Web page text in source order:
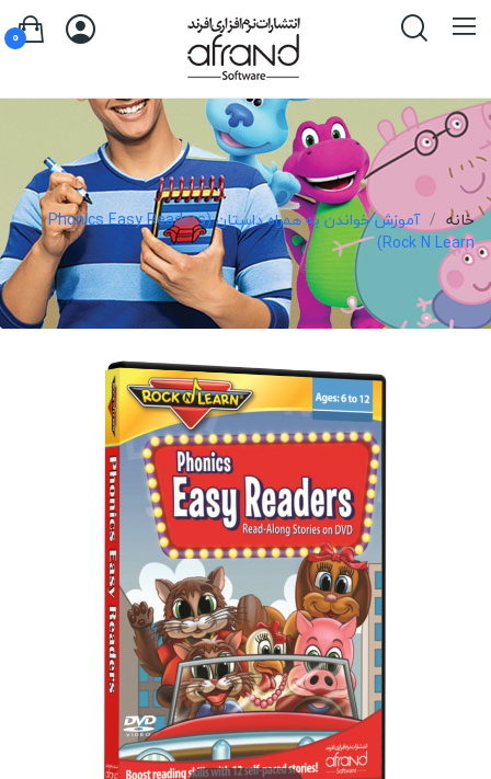
0
خانه
آموزش خواندن به همراه داستان (Phonics Easy Readers
(Rock N Learn